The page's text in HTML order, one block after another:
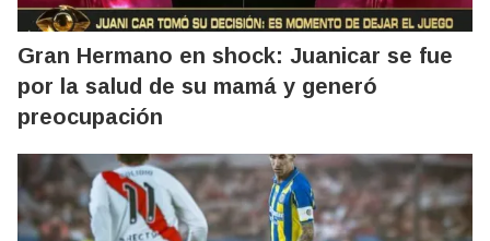
Gran Hermano en shock: Juanicar se fue
por la salud de su mamá y generó
preocupación